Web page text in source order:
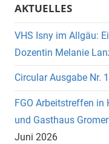
AKTUELLES
VHS Isny im Allgäu:
Dozentin Melanie
Circular Ausgabe Nr.
FGO Arbeitstreffen
und Gasthaus
Juni 2026